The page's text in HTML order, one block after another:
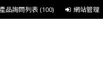
產品詢問列表(100) 網站管理